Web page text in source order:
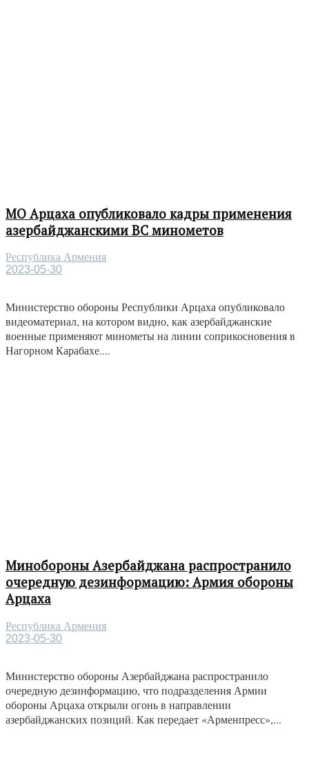
МО Арцаха опубликовало кадры применения
азербайджанскими ВС минометов
Республика Армения
2023-05-30
Министерство обороны Республики Арцаха опубликовало
видеоматериал, на котором видно, как азербайджанские
военные применяют минометы на линии соприкосновения в
Нагорном Карабахе....
Минобороны Азербайджана распространило
очередную дезинформацию: Армия обороны
Арцаха
Республика Армения
2023-05-30
Министерство обороны Азербайджана распространило
очередную дезинформацию, что подразделения Армии
обороны Арцаха открыли огонь в направлении
азербайджанских позиций. Как передает «Арменпресс»,...